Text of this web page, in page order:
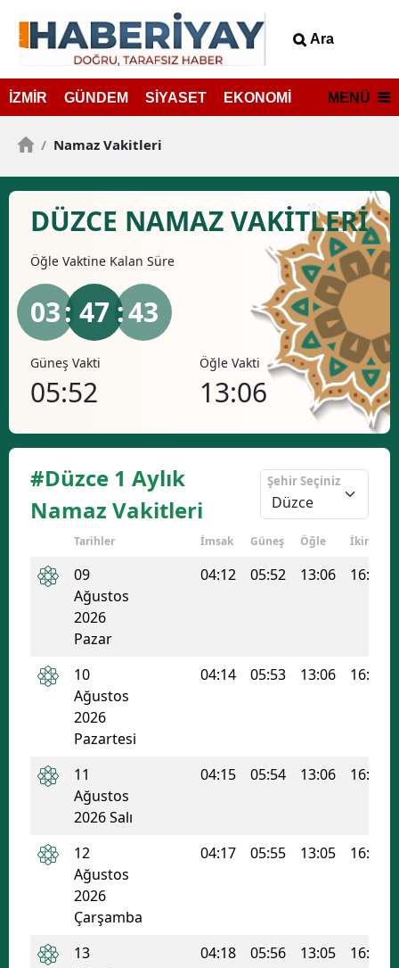
Ara
İZMİR GÜNDEM SİYASET EKONOMİ MENÜ
/ Namaz Vakitleri
DÜZCE NAMAZ VAKİTLERİ
Öğle Vaktine Kalan Süre
03: 47 :43
Güneş Vakti
05:52
Öğle Vakti
13:06
#Düzce 1 Aylık
Namaz Vakitleri
Şehir Seçiniz
Tarihler İmsak Güneş Öğle İkindi
09
Ağustos
2026
Pazar
04:12 05:52 13:06 16:57
10
Ağustos
2026
Pazartesi
04:14 05:53 13:06 16:57
11
Ağustos
2026 Salı
04:15 05:54 13:06 16:56
12
Ağustos
2026
Çarşamba
04:17 05:55 13:05 16:56
13
04:18 05:56 13:05 16:55